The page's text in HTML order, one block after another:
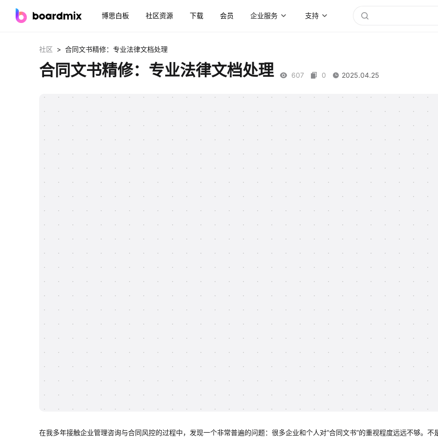
博思白板 社区资源 下载 会员 企业服务 支持
社区 > 合同文书精修：专业法律文档处理
合同文书精修：专业法律文档处理 607 0 2025.04.25
在我多年接触企业管理咨询与合同风控的过程中，发现一个非常普遍的问题：很多企业和个人对“合同文书”的重视程度远远不够。不